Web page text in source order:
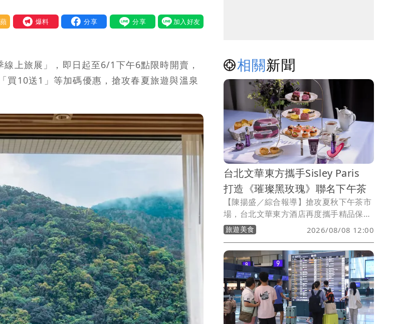
我要爆料
上旅展」，即日起至6/1下午6點限時開賣，
買10送1」等加碼優惠，搶攻春夏旅遊與溫泉
相關新聞
台北文華東方攜手Sisley Paris
打造《璀璨黑玫瑰》聯名下午茶
【陳揚盛／綜合報導】搶攻夏秋下午茶市
場，台北文華東方酒店再度攜手精品保養
品牌推出跨界聯名，即日起至9/30與法國
頂級保養品牌Sisley Paris合作，在一樓
「青隅」推出《璀璨黑玫瑰》感官下午
茶，以品牌經典黑玫瑰系列為靈感，結合
法式甜點工藝與奢華鹹點，並搭配多款
Sisley明星保養品贈禮，打造結合美食、
美學與保養體驗的沉浸式午茶饗宴。
旅遊美食 2026/08/08 12:00